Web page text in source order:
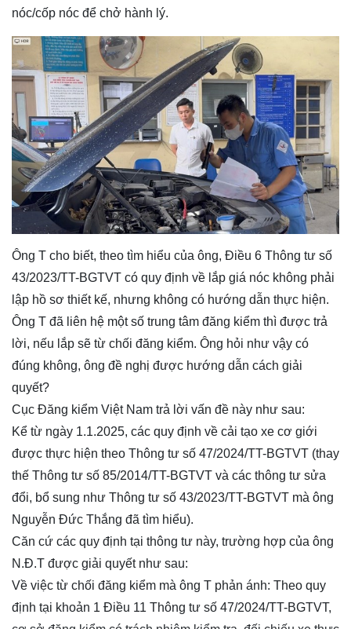
nóc/cốp nóc để chở hành lý.
Ông T cho biết, theo tìm hiểu của ông, Điều 6 Thông tư số
43/2023/TT-BGTVT có quy định về lắp giá nóc không phải
lập hồ sơ thiết kế, nhưng không có hướng dẫn thực hiện.
Ông T đã liên hệ một số trung tâm đăng kiểm thì được trả
lời, nếu lắp sẽ từ chối đăng kiểm. Ông hỏi như vậy có
đúng không, ông đề nghị được hướng dẫn cách giải
quyết?
Cục Đăng kiểm Việt Nam trả lời vấn đề này như sau:
Kể từ ngày 1.1.2025, các quy định về cải tạo xe cơ giới
được thực hiện theo Thông tư số 47/2024/TT-BGTVT (thay
thế Thông tư số 85/2014/TT-BGTVT và các thông tư sửa
đổi, bổ sung như Thông tư số 43/2023/TT-BGTVT mà ông
Nguyễn Đức Thắng đã tìm hiểu).
Căn cứ các quy định tại thông tư này, trường hợp của ông
N.Đ.T được giải quyết như sau:
Về việc từ chối đăng kiểm mà ông T phản ánh: Theo quy
định tại khoản 1 Điều 11 Thông tư số 47/2024/TT-BGTVT,